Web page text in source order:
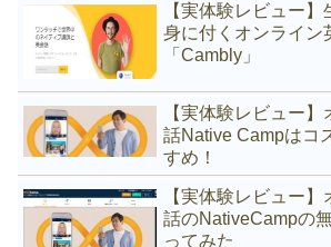
【実体験レビュー
身に付くオンライン
「Cambly」
【実体験レビュー
話Native Campはコ
すめ！
【実体験レビュー
話のNativeCampの
ってみた